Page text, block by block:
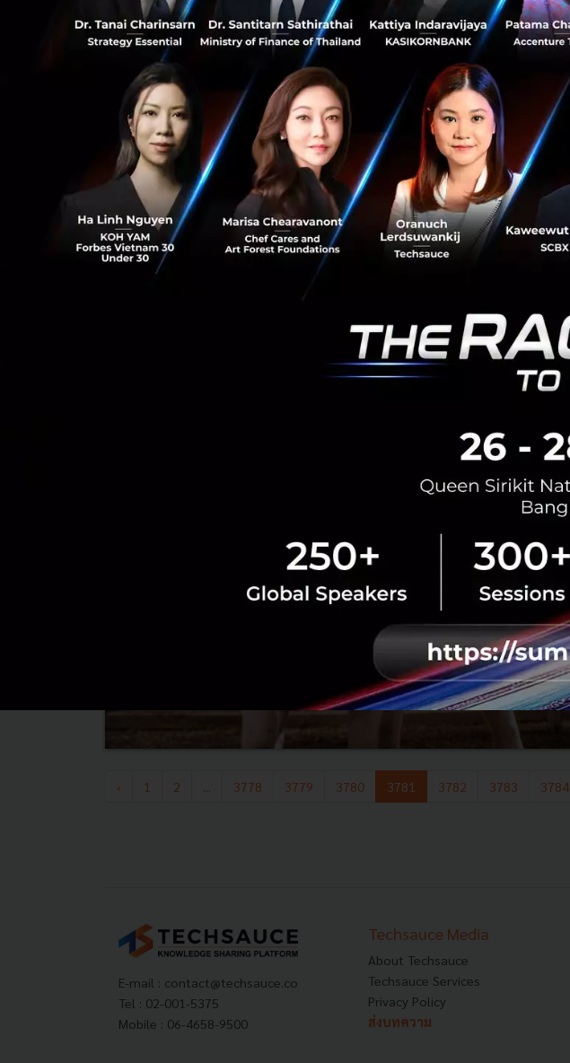
‹ 1 2 3778 3779 3780 3781 3782 3783 3784
E-mail : contact@techsauce.co
Tel : 02-001-5375
Mobile : 06-4658-9500
Techsauce Media
About Techsauce
Techsauce Services
Privacy Policy
ส่งบทความ